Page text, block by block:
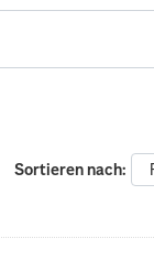
Sortieren nach